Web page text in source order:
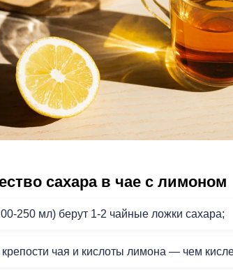
сахара в чае с лимоном
250 мл) берут 1-2 чайные ложки сахара;
крепости чая и кислоты лимона — чем